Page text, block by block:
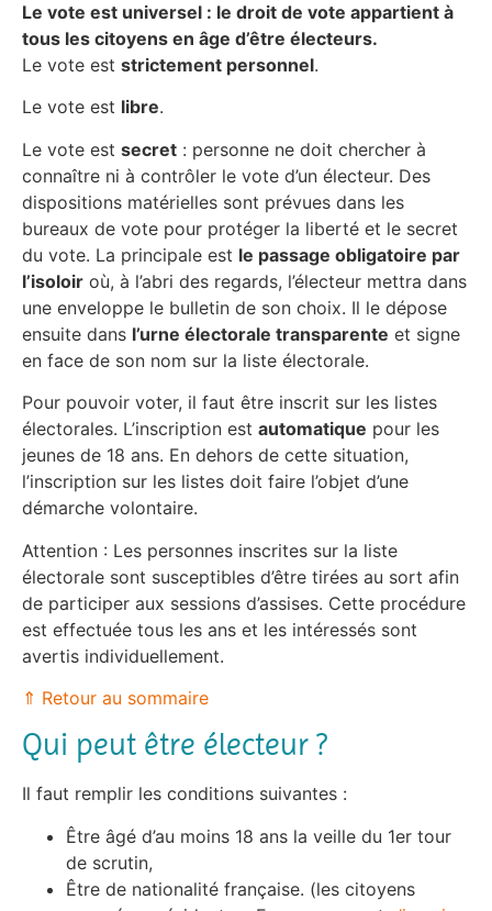
Le vote est universel : le droit de vote appartient à
tous les citoyens en âge d’être électeurs.
Le vote est strictement personnel.
Le vote est libre.
Le vote est secret : personne ne doit chercher à
connaître ni à contrôler le vote d’un électeur. Des
dispositions matérielles sont prévues dans les
bureaux de vote pour protéger la liberté et le secret
du vote. La principale est le passage obligatoire par
l’isoloir où, à l’abri des regards, l’électeur mettra dans
une enveloppe le bulletin de son choix. Il le dépose
ensuite dans l’urne électorale transparente et signe
en face de son nom sur la liste électorale.
Pour pouvoir voter, il faut être inscrit sur les listes
électorales. L’inscription est automatique pour les
jeunes de 18 ans. En dehors de cette situation,
l’inscription sur les listes doit faire l’objet d’une
démarche volontaire.
Attention : Les personnes inscrites sur la liste
électorale sont susceptibles d’être tirées au sort afin
de participer aux sessions d’assises. Cette procédure
est effectuée tous les ans et les intéressés sont
avertis individuellement.
⇑ Retour au sommaire
Qui peut être électeur ?
Il faut remplir les conditions suivantes :
Être âgé d’au moins 18 ans la veille du 1er tour
de scrutin,
Être de nationalité française. (les citoyens